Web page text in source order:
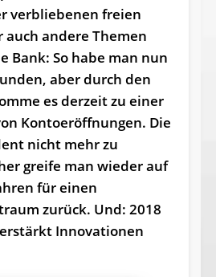
verbliebenen freien
auch andere Themen
Bank: So habe man nun
aber durch den
es derzeit zu einer
Kontoeröffnungen. Die
nicht mehr zu
greife man wieder auf
für einen
zurück. Und: 2018
Innovationen